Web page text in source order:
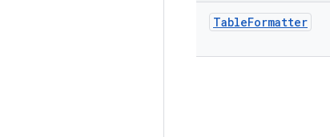
TableFormatter